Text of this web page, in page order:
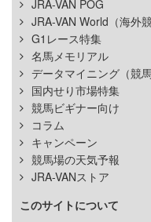
JRA-VAN POG
JRA-VAN World（海外競
G1レース特集
名馬メモリアル
データマイニング（競馬
国内せり市場特集
競馬ビギナー向け
コラム
キャンペーン
競馬場の天気予報
JRA-VANストア
このサイトについて